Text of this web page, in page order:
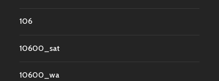
106
10600_sat
10600_wa